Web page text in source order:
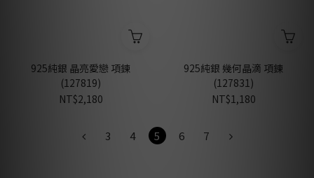
925純銀 晶亮愛戀 項鍊
(127819)
NT$2,180
925純銀 幾何晶滴 項鍊
(127831)
NT$1,180
3 4 5 6 7